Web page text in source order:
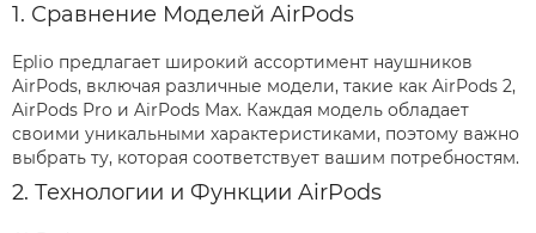
1. Сравнение Моделей AirPods
Eplio предлагает широкий ассортимент наушников
AirPods, включая различные модели, такие как AirPods 2,
AirPods Pro и AirPods Max. Каждая модель обладает
своими уникальными характеристиками, поэтому важно
выбрать ту, которая соответствует вашим потребностям.
2. Технологии и Функции AirPods